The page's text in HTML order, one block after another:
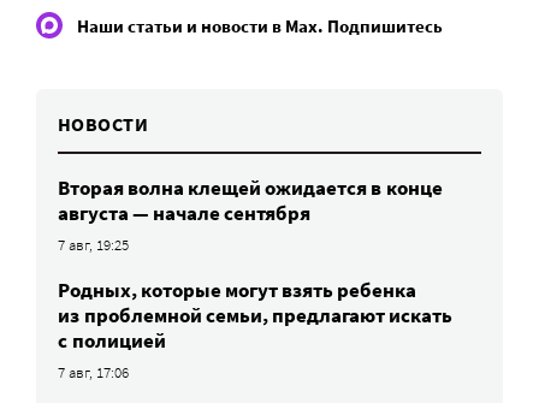
Наши статьи и новости в Max. Подпишитесь
НОВОСТИ
Вторая волна клещей ожидается в конце
августа — начале сентября
7 авг, 19:25
Родных, которые могут взять ребенка
из проблемной семьи, предлагают искать
с полицией
7 авг, 17:06